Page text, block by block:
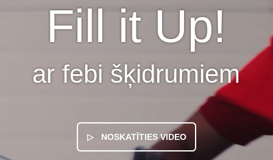
▷ NOSKATĪTIES VIDEO
Fill it Up!
ar febi šķidrumiem